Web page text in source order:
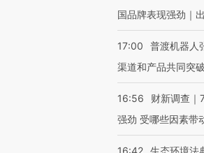
国品牌表现强劲｜
17:00
普渡机器人
渠道和产品共同突破
16:56
财新调查｜
强劲 受哪些因素带
16:42 生态环境法